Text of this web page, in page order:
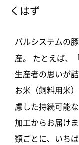
くはず
パルシステムの
産。 たとえば、
生産者の思いが
お米（飼料用米
慮した持続可能
加工からお届け
類ごとに、いち